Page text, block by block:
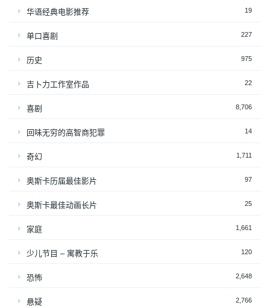
华语经典电影推荐 19
单口喜剧 227
历史 975
吉卜力工作室作品 22
喜剧 8,706
回味无穷的高智商犯罪 14
奇幻 1,711
奥斯卡历届最佳影片 97
奥斯卡最佳动画长片 25
家庭 1,661
少儿节目 – 寓教于乐 120
恐怖 2,648
悬疑 2,766